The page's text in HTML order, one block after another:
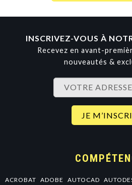
INSCRIVEZ-VOUS À
Recevez en avant-
nouveautés &
ACROBAT ADOBE AUTOCAD